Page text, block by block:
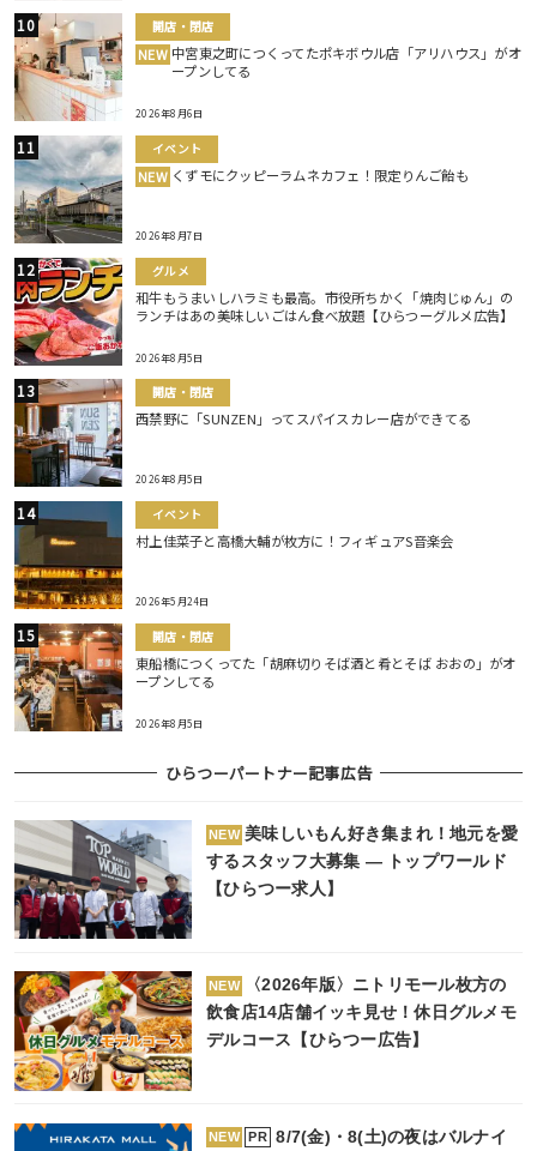
開店・閉店
NEW 中宮東之町につくってたポキボウル店「アリハウス」がオ
ープンしてる
2026年8月6日
イベント
NEW くずモにクッピーラムネカフェ！限定りんご飴も
2026年8月7日
グルメ
和牛もうまいしハラミも最高。市役所ちかく「焼肉じゅん」の
ランチはあの美味しいごはん食べ放題【ひらつーグルメ広告】
2026年8月5日
開店・閉店
西禁野に「SUNZEN」ってスパイスカレー店ができてる
2026年8月5日
イベント
村上佳菜子と高橋大輔が枚方に！フィギュアS音楽会
2026年5月24日
開店・閉店
東船橋につくってた「胡麻切りそば酒と肴とそば おおの」がオ
ープンしてる
2026年8月5日
ひらつーパートナー記事広告
NEW 美味しいもん好き集まれ！地元を愛
するスタッフ大募集 ― トップワールド
【ひらつー求人】
NEW
〈2026年版〉ニトリモール枚方の
飲食店14店舗イッキ見せ！休日グルメモ
デルコース【ひらつー広告】
NEW PR 8/7(金)・8(土)の夜はバルナイ